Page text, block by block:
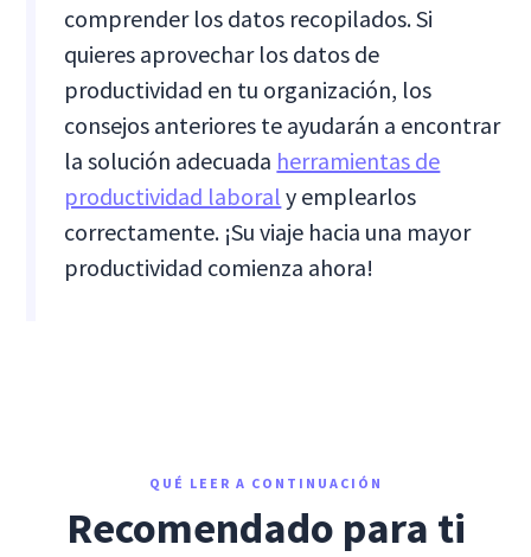
comprender los datos recopilados. Si
quieres aprovechar los datos de
productividad en tu organización, los
consejos anteriores te ayudarán a encontrar
la solución adecuada herramientas de
productividad laboral y emplearlos
correctamente. ¡Su viaje hacia una mayor
productividad comienza ahora!
QUÉ LEER A CONTINUACIÓN
Recomendado para ti